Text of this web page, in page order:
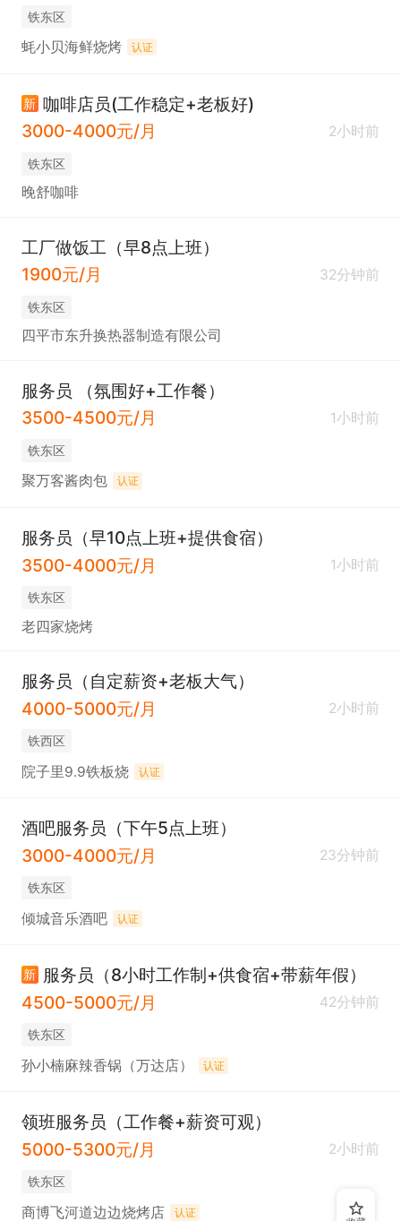
铁东区
蚝小贝海鲜烧烤 认证
新 咖啡店员(工作稳定+老板好)
3000-4000元/月
2小时前
铁东区
晚舒咖啡
工厂做饭工（早8点上班）
1900元/月
32分钟前
铁东区
四平市东升换热器制造有限公司
服务员 （氛围好+工作餐）
3500-4500元/月
1小时前
铁东区
聚万客酱肉包 认证
服务员（早10点上班+提供食宿）
3500-4000元/月
1小时前
铁东区
老四家烧烤
服务员（自定薪资+老板大气）
4000-5000元/月
2小时前
铁西区
院子里9.9铁板烧 认证
酒吧服务员（下午5点上班）
3000-4000元/月
23分钟前
铁东区
倾城音乐酒吧 认证
新 服务员（8小时工作制+供食宿+带薪年假）
4500-5000元/月
42分钟前
铁东区
孙小楠麻辣香锅（万达店） 认证
领班服务员（工作餐+薪资可观）
5000-5300元/月
2小时前
铁东区
商博飞河道边边烧烤店 认证